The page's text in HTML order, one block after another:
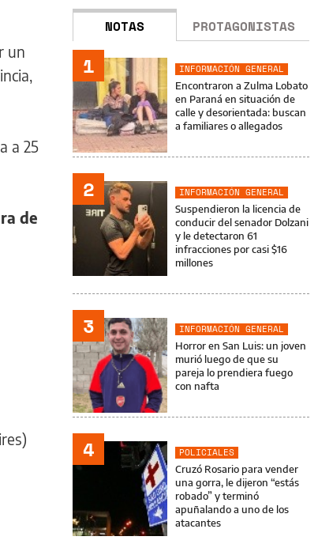
un
a 25
de
NOTAS PROTAGONISTAS
1
INFORMACIÓN GENERAL
Encontraron a Zulma Lobato
en Paraná en situación de
calle y desorientada: buscan
a familiares o allegados
2
INFORMACIÓN GENERAL
Suspendieron la licencia de
conducir del senador Dolzani
y le detectaron 61
infracciones por casi $16
millones
3
INFORMACIÓN GENERAL
Horror en San Luis: un joven
murió luego de que su
pareja lo prendiera fuego
con nafta
4
POLICIALES
Cruzó Rosario para vender
una gorra, le dijeron “estás
robado” y terminó
apuñalando a uno de los
atacantes